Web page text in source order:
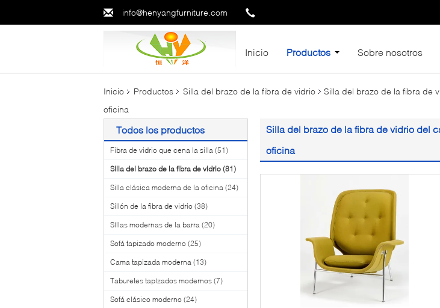
info@henyangfurniture.com
Inicio Productos Sobre nosotros
Inicio Productos Silla del brazo de la fibra de vidrio
Silla del brazo de la fibra de
oficina
Todos los productos
Fibra de vidrio que cena la silla (51)
Silla del brazo de la fibra de vidrio (81)
Silla clásica moderna de la oficina (24)
Sillón de la fibra de vidrio (38)
Sillas modernas de la barra (20)
Sofá tapizado moderno (25)
Cama tapizada moderna (13)
Taburetes tapizados modernos (7)
Sofá clásico moderno (24)
Silla del brazo de la fibra de vidrio del
oficina